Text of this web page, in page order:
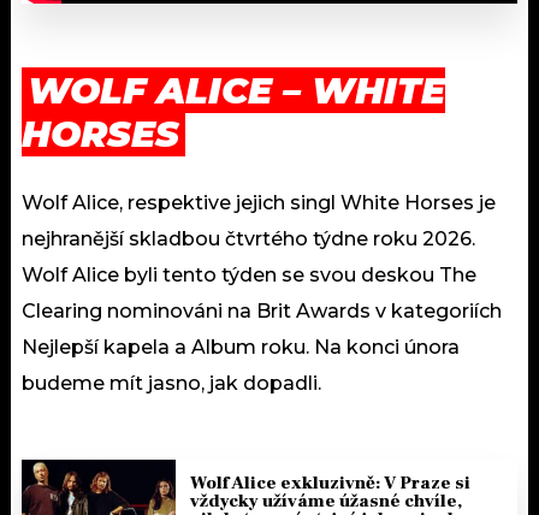
WOLF ALICE – WHITE
HORSES
Wolf Alice, respektive jejich singl White Horses je
nejhranější skladbou čtvrtého týdne roku 2026.
Wolf Alice byli tento týden se svou deskou The
Clearing nominováni na Brit Awards v kategoriích
Nejlepší kapela a Album roku. Na konci února
budeme mít jasno, jak dopadli.
Wolf Alice exkluzivně: V Praze si
vždycky užíváme úžasné chvíle,